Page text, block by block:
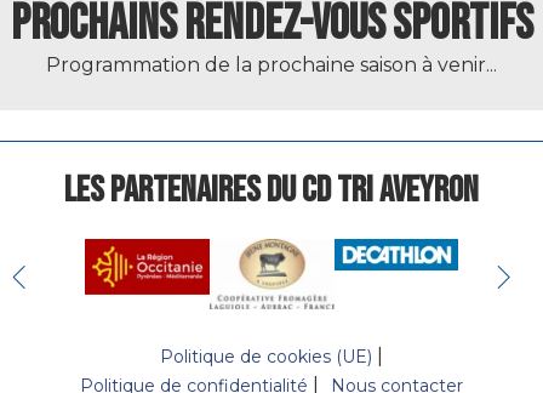
PROCHAINS RENDEZ-VOUS SPORTIFS
Programmation de la prochaine saison à venir...
LES PARTENAIRES DU CD TRI AVEYRON
Politique de cookies (UE)
Politique de confidentialité
Nous contacter